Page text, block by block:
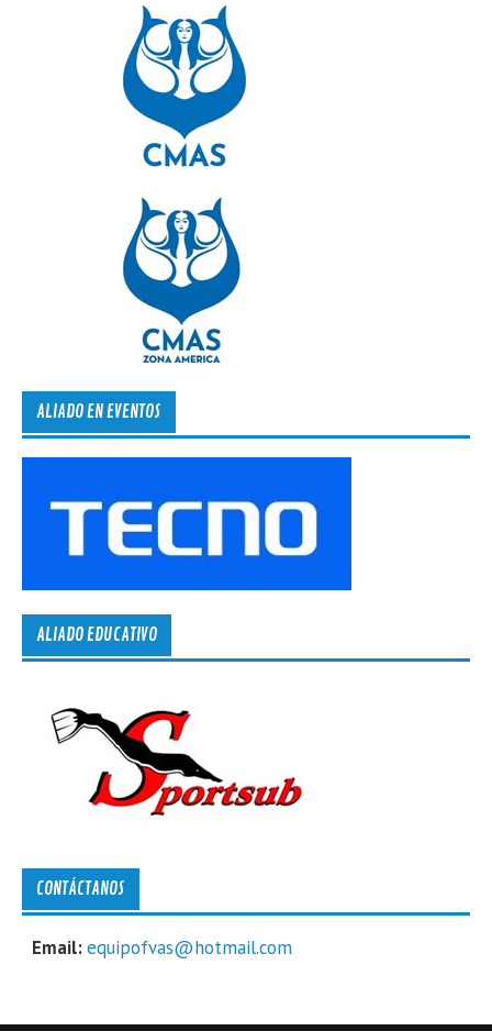
ALIADO EN EVENTOS
ALIADO EDUCATIVO
CONTÁCTANOS
Email:equipofvas@hotmail.com